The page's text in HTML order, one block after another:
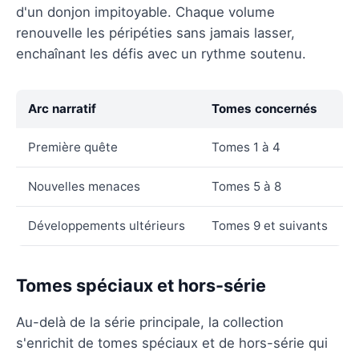
d'un donjon impitoyable. Chaque volume
renouvelle les péripéties sans jamais lasser,
enchaînant les défis avec un rythme soutenu.
Arc narratif Tomes concernés
Première quête Tomes 1 à 4
Nouvelles menaces Tomes 5 à 8
Développements ultérieurs Tomes 9 et suivants
Tomes spéciaux et hors-série
Au-delà de la série principale, la collection
s'enrichit de tomes spéciaux et de hors-série qui